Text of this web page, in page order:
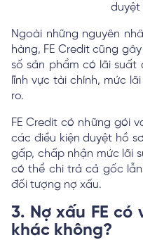
duyệt
Ngoài những nguyên
hàng, FE Credit cũng
số sản phẩm có lãi
lĩnh vực tài chính, mức
ro.
FE Credit có những gói
các điều kiện duyệt hồ
gấp, chấp nhận mức lãi
có thể chi trả cả gốc
đối tượng nợ xấu.
3. Nợ xấu FE
khác không?